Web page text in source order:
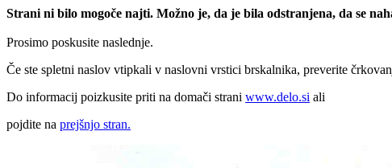
Strani ni bilo mogoče najti. Možno je, da je bila odstranjena, da se
Prosimo poskusite naslednje.
Če ste spletni naslov vtipkali v naslovni vrstici brskalnika, preverite
Do informacij poizkusite priti na domači strani www.delo.si ali
pojdite na prejšnjo stran.